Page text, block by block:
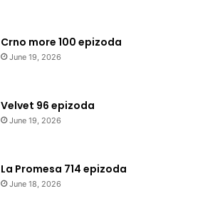
Crno more 100 epizoda
June 19, 2026
Velvet 96 epizoda
June 19, 2026
La Promesa 714 epizoda
June 18, 2026